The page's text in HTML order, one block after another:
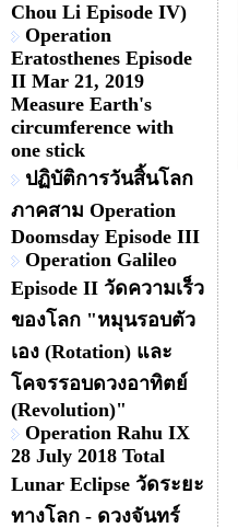
Chou Li Episode IV)
Operation
Eratosthenes Episode
II Mar 21, 2019
Measure Earth's
circumference with
one stick
ปฏิบัติการวันสิ้นโลก
ภาคสาม Operation
Doomsday Episode III
Operation Galileo
Episode II วัดความเร็ว
ของโลก "หมุนรอบตัว
เอง (Rotation) และ
โคจรรอบดวงอาทิตย์
(Revolution)"
Operation Rahu IX
28 July 2018 Total
Lunar Eclipse วัดระยะ
ทางโลก - ดวงจันทร์